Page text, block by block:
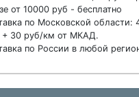
от 10000 руб - бесплатно
по Московской области:
+ 30 руб/км от МКАД.
по России в любой